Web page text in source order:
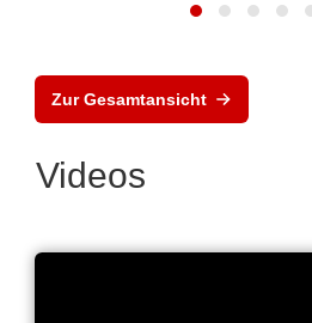
Zur Gesamtansicht
Videos